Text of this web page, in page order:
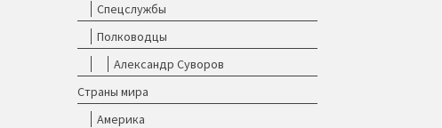
Спецслужбы
Полководцы
Александр Суворов
Страны мира
Америка